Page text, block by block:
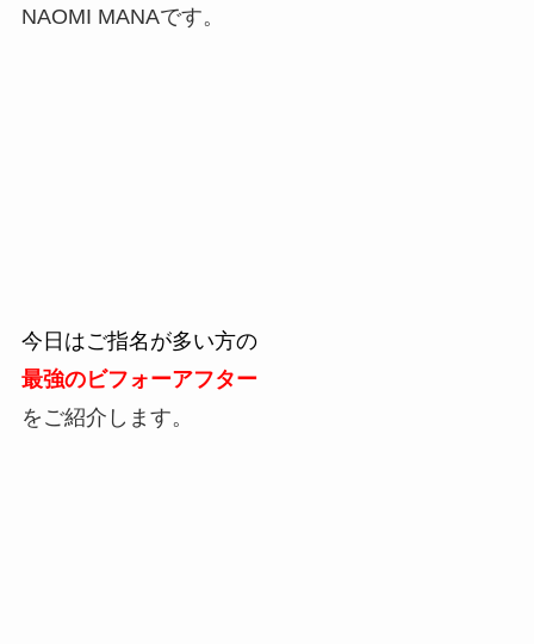
NAOMI MANAです。
今日はご指名が多い方の
最強のビフォーアフター
をご紹介します。